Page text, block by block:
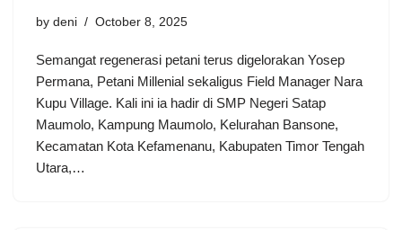
by deni October 8, 2025
Semangat regenerasi petani terus digelorakan Yosep
Permana, Petani Millenial sekaligus Field Manager Nara
Kupu Village. Kali ini ia hadir di SMP Negeri Satap
Maumolo, Kampung Maumolo, Kelurahan Bansone,
Kecamatan Kota Kefamenanu, Kabupaten Timor Tengah
Utara,…